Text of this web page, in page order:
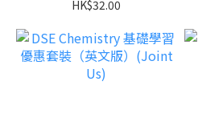
HK$32.00